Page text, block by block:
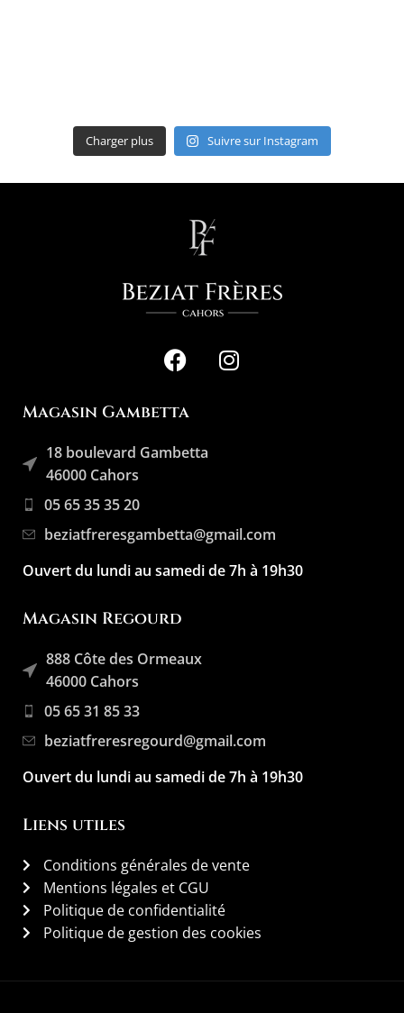
Charger plus Suivre sur Instagram
Magasin Gambetta
18 boulevard Gambetta
46000 Cahors
05 65 35 35 20
beziatfreresgambetta@gmail.com
Ouvert du lundi au samedi de 7h à 19h30
Magasin Regourd
888 Côte des Ormeaux
46000 Cahors
05 65 31 85 33
beziatfreresregourd@gmail.com
Ouvert du lundi au samedi de 7h à 19h30
Liens utiles
Conditions générales de vente
Mentions légales et CGU
Politique de confidentialité
Politique de gestion des cookies